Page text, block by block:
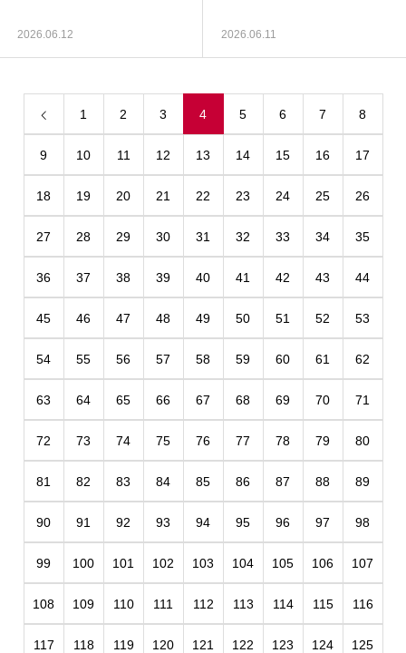
2026.06.12 2026.06.11
1 2 3 4 5 6 7 8
9 10 11 12 13 14 15 16 17
18 19 20 21 22 23 24 25 26
27 28 29 30 31 32 33 34 35
36 37 38 39 40 41 42 43 44
45 46 47 48 49 50 51 52 53
54 55 56 57 58 59 60 61 62
63 64 65 66 67 68 69 70 71
72 73 74 75 76 77 78 79 80
81 82 83 84 85 86 87 88 89
90 91 92 93 94 95 96 97 98
99 100 101 102 103 104 105 106 107
108 109 110 111 112 113 114 115 116
117 118 119 120 121 122 123 124 125